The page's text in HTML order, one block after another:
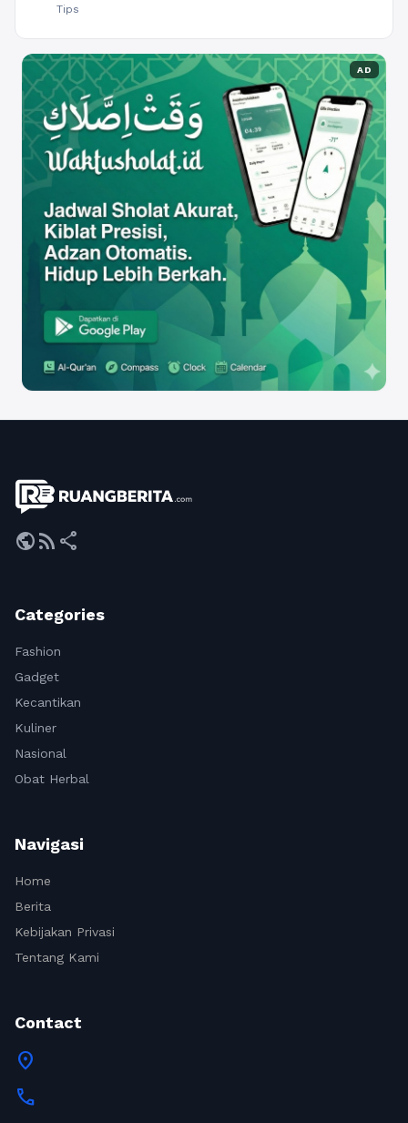
Tips
AD
publicrss_feed share
Categories
Fashion
Gadget
Kecantikan
Kuliner
Nasional
Obat Herbal
Navigasi
Home
Berita
Kebijakan Privasi
Tentang Kami
Contact
location_on
call